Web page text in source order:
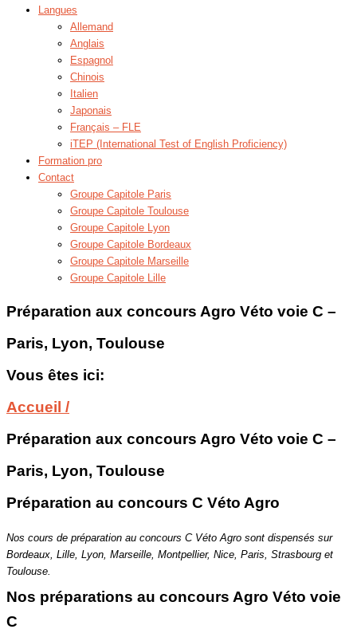
Langues
Allemand
Anglais
Espagnol
Chinois
Italien
Japonais
Français – FLE
iTEP (International Test of English Proficiency)
Formation pro
Contact
Groupe Capitole Paris
Groupe Capitole Toulouse
Groupe Capitole Lyon
Groupe Capitole Bordeaux
Groupe Capitole Marseille
Groupe Capitole Lille
Préparation aux concours Agro Véto voie C –
Paris, Lyon, Toulouse
Vous êtes ici:
Accueil /
Préparation aux concours Agro Véto voie C –
Paris, Lyon, Toulouse
Préparation au concours C Véto Agro
Nos cours de préparation au concours C Véto Agro sont dispensés sur
Bordeaux, Lille, Lyon, Marseille, Montpellier, Nice, Paris, Strasbourg et
Toulouse.
Nos préparations au concours Agro Véto voie
C